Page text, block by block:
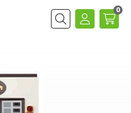
Buscar
0